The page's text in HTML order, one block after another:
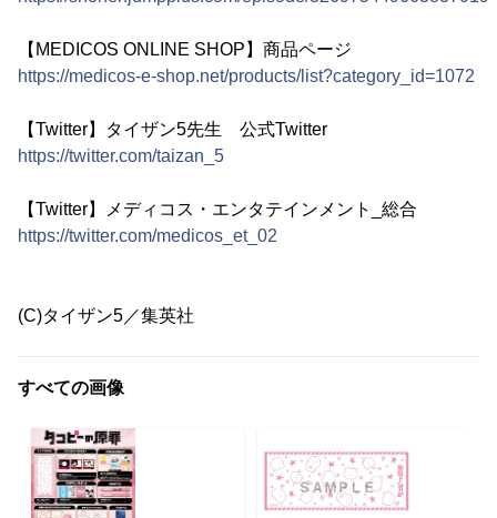
【MEDICOS ONLINE SHOP】商品ページ
https://medicos-e-shop.net/products/list?category_id=1072
【Twitter】タイザン5先生 公式Twitter
https://twitter.com/taizan_5
‎【Twitter】メディコス・エンタテインメント_総合
https://twitter.com/medicos_et_02
(C)タイザン5／集英社
すべての画像